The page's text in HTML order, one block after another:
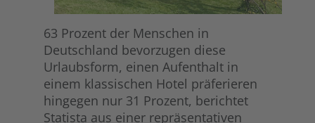
63 Prozent der Menschen in
Deutschland bevorzugen diese
Urlaubsform, einen Aufenthalt in
einem klassischen Hotel präferieren
hingegen nur 31 Prozent, berichtet
Statista aus einer repräsentativen